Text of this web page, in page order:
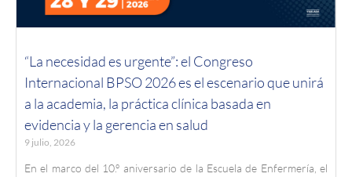
“La necesidad es urgente”: el Congreso
Internacional BPSO 2026 es el escenario que unirá
a la academia, la práctica clínica basada en
evidencia y la gerencia en salud
9 julio, 2026
En el marco del 10.º aniversario de la Escuela de Enfermería, el